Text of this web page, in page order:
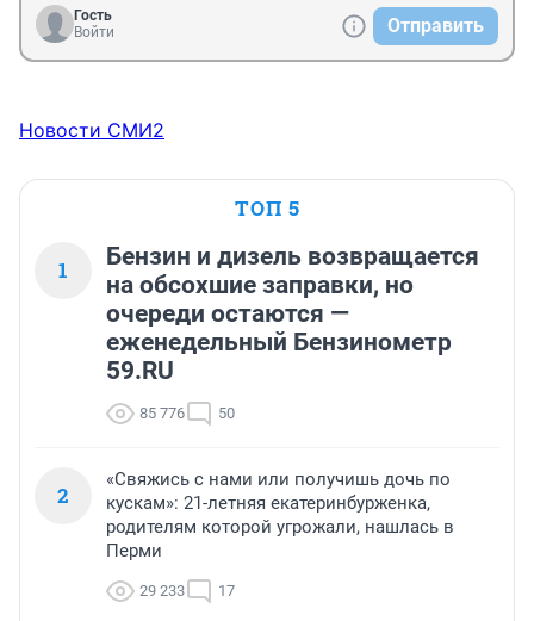
Гость
Войти
Отправить
Новости СМИ2
ТОП 5
1
Бензин и дизель возвращается
на обсохшие заправки, но
очереди остаются —
еженедельный Бензинометр
59.RU
85 776 50
2
«Свяжись с нами или получишь дочь по
кускам»: 21-летняя екатеринбурженка,
родителям которой угрожали, нашлась в
Перми
29 233 17